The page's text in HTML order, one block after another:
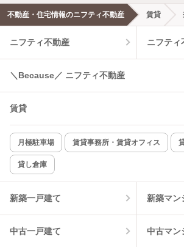
エアコンあり 都
温水洗浄便座 オ
コンロ2口以上
新着のみ イン
該当件数:
4
不動産・住宅情報のニフティ不動産 賃貸
ニフティ不動産 ニフティ
＼Because／ ニフティ不動産
賃貸
月極駐車場 賃貸事務所・賃貸オフィス
貸し倉庫
新築一戸建て 新築マン
中古一戸建て 中古マン